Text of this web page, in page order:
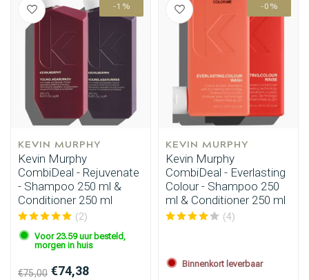
-1%
KEVIN MURPHY
Kevin Murphy
CombiDeal - Rejuvenate
- Shampoo 250 ml &
Conditioner 250 ml
(2)
Voor 23.59 uur besteld,
morgen in huis
€75,00 €74,38
-0%
KEVIN MURPHY
Kevin Murphy
CombiDeal - Everlasting
Colour - Shampoo 250
ml & Conditioner 250 ml
(4)
Binnenkort leverbaar